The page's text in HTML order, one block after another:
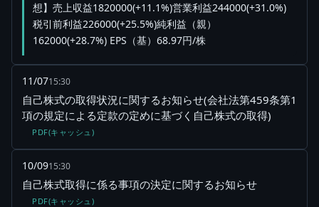
想】売上収益1820000(+11.1%)営業利益244000(+31.0%)
税引前利益226000(+25.5%)純利益（親）
162000(+28.7%) EPS（基）68.97円/株
11/0715:30
自己株式の取得状況に関するお知らせ(会社法第459条第1
項の規定による定款の定めに基づく自己株式の取得)
PDF(キャッシュ)
10/0915:30
自己株式取得に係る事項の決定に関するお知らせ
PDF(キャッシュ)